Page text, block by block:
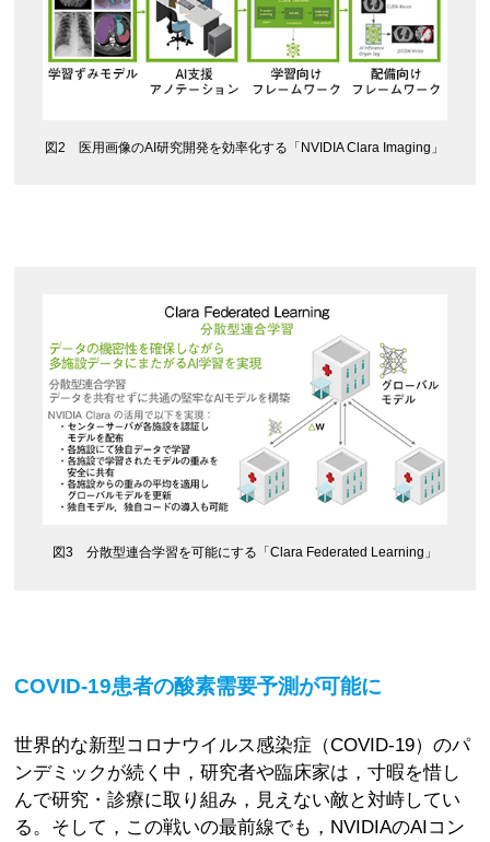
図2 医用画像のAI研究開発を効率化する「NVIDIA Clara Imaging」
図3 分散型連合学習を可能にする「Clara Federated Learning」
COVID-19患者の酸素需要予測が可能に
世界的な新型コロナウイルス感染症（COVID-19）のパ
ンデミックが続く中，研究者や臨床家は，寸暇を惜し
んで研究・診療に取り組み，見えない敵と対峙してい
る。そして，この戦いの最前線でも，NVIDIAのAIコン